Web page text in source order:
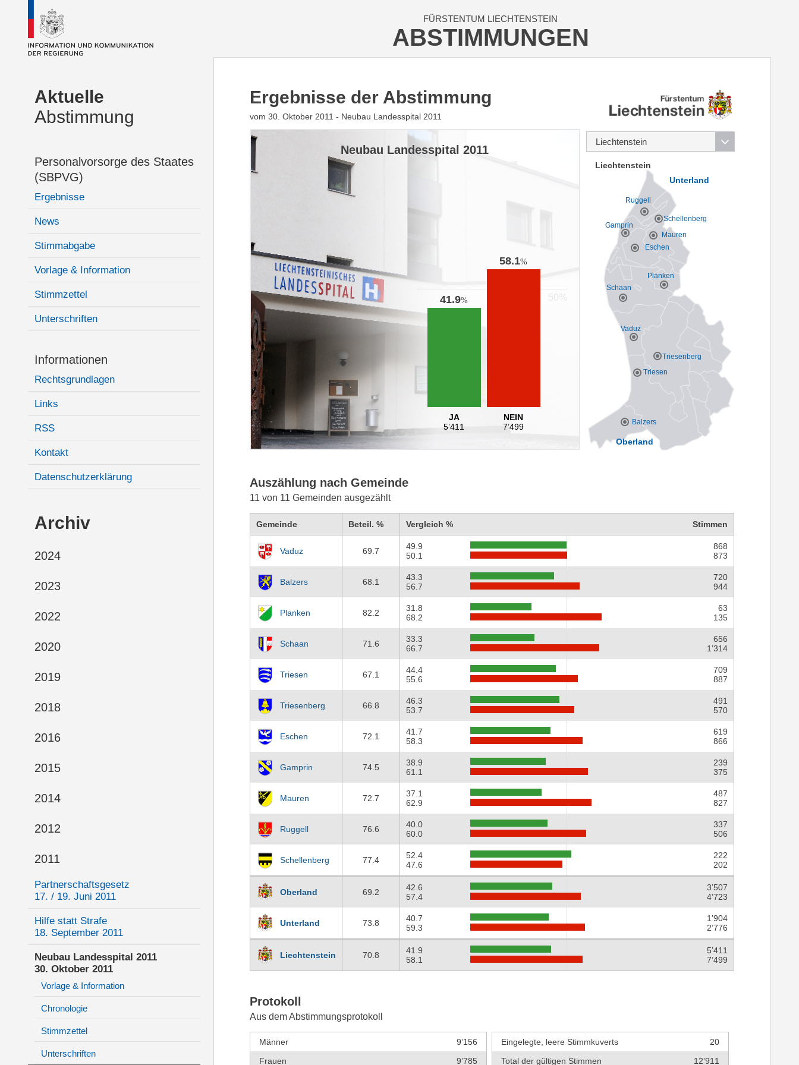
FÜRSTENTUM LIECHTENSTEIN
ABSTIMMUNGEN
Aktuelle
Abstimmung
Personalvorsorge des Staates
(SBPVG)
Ergebnisse
News
Stimmabgabe
Vorlage & Information
Stimmzettel
Unterschriften
Informationen
Rechtsgrundlagen
Links
RSS
Kontakt
Datenschutzerklärung
Archiv
2024
2023
2022
2020
2019
2018
2016
2015
2014
2012
2011
Partnerschaftsgesetz
17. / 19. Juni 2011
Hilfe statt Strafe
18. September 2011
Neubau Landesspital 2011
30. Oktober 2011
Vorlage & Information
Chronologie
Stimmzettel
Unterschriften
Vaduz
Balzers
Planken
Schaan
Triesen
Triesenberg
Eschen
Gamprin
Mauren
Ruggell
Schellenberg
Oberland
Unterland
Liechtenstein
Ergebnisse der Abstimmung
vom 30. Oktober 2011 - Neubau Landesspital 2011
Neubau Landesspital 2011
41.9%
JA
5’411
58.1%
NEIN
7’499
Auszählung nach Gemeinde
11 von 11 Gemeinden ausgezählt
Gemeinde Beteil. % Vergleich % Stimmen
Vaduz 69.7
49.9
50.1
868
873
Balzers 68.1
43.3
56.7
720
944
Planken 82.2
31.8
68.2
63
135
Schaan 71.6
33.3
66.7
656
1’314
Triesen 67.1
44.4
55.6
709
887
Triesenberg 66.8
46.3
53.7
491
570
Eschen 72.1
41.7
58.3
619
866
Gamprin 74.5
38.9
61.1
239
375
Mauren 72.7
37.1
62.9
487
827
Ruggell 76.6
40.0
60.0
337
506
Schellenberg 77.4
52.4
47.6
222
202
Oberland 69.2
42.6
57.4
3’507
4’723
Unterland 73.8
40.7
59.3
1’904
2’776
Liechtenstein 70.8
41.9
58.1
5’411
7’499
Protokoll
Aus dem Abstimmungsprotokoll
Männer
9’156
Frauen
9’785
Eingelegte, leere Stimmkuverts
20
Total der gültigen Stimmen
12’911